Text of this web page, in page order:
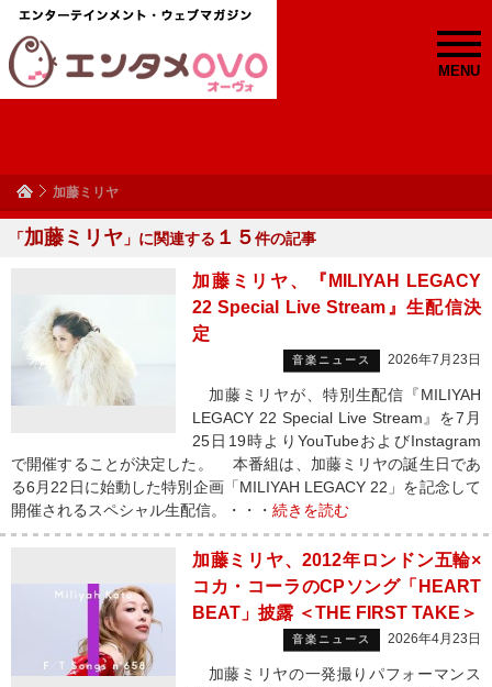
MENU
加藤ミリヤ
「加藤ミリヤ 」に関連する １５件の記事
加藤ミリヤ、『MILIYAH LEGACY
22 Special Live Stream』生配信決
定
音楽ニュース 2026年7月23日
加藤ミリヤが、特別生配信『MILIYAH
LEGACY 22 Special Live Stream』を7月
25日19時よりYouTubeおよびInstagram
で開催することが決定した。 本番組は、加藤ミリヤの誕生日であ
る6月22日に始動した特別企画「MILIYAH LEGACY 22」を記念して
開催されるスペシャル生配信。・・・ 続きを読む
加藤ミリヤ、2012年ロンドン五輪×
コカ・コーラのCPソング「HEART
BEAT」披露 ＜THE FIRST TAKE＞
音楽ニュース 2026年4月23日
加藤ミリヤの一発撮りパフォーマンス